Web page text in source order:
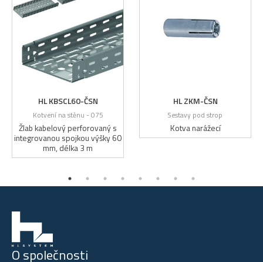
HL KBSCL60-ČSN
Kotvení na stěnu - 075
Žlab kabelový perforovaný s
integrovanou spojkou výšky 60
mm, délka 3 m
HL ZKM-ČSN
Sestavy pod strop
Kotva narážecí
O společnosti